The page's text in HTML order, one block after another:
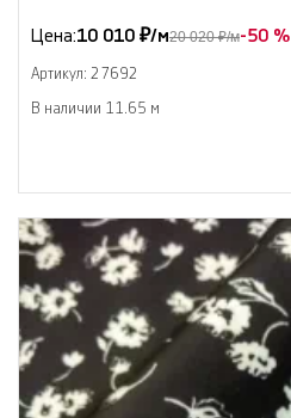
Цена:10 010 ₽/м20 020 ₽/м-50 %
Артикул: 27692
В наличии 11.65 м